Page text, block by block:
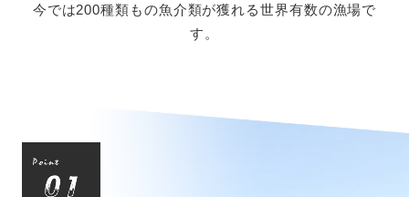
今では200種類もの魚介類が獲れる世界有数の漁場で
す。